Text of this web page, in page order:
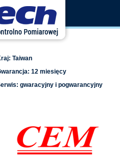
Taiwan
12 miesięcy
gwaracyjny i pogwarancyjny